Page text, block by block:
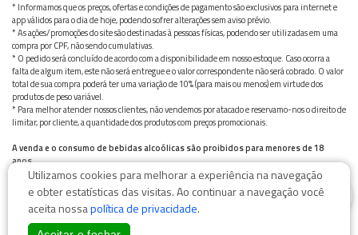
* Informamos que os preços, ofertas e condições de pagamento são exclusivos para internet e
app válidos para o dia de hoje, podendo sofrer alterações sem aviso prévio.
* As ações/promoções do site são destinadas à pessoas físicas, podendo ser utilizadas em uma
compra por CPF, não sendo cumulativas.
* O pedido será concluído de acordo com a disponibilidade em nosso estoque. Caso ocorra a
falta de algum item, este não será entregue e o valor correspondente não será cobrado. O valor
total de sua compra poderá ter uma variação de 10% (para mais ou menos) em virtude dos
produtos de peso variável.
* Para melhor atender nossos clientes, não vendemos por atacado e reservamo-nos o direito de
limitar, por cliente, a quantidade dos produtos com preços promocionais.
A venda e o consumo de bebidas alcoólicas são proibidos para menores de 18
anos.
Bebida alcoólica pode causar dependência química e, em excesso, provoca graves males à saúde.
Beba com moderação
Utilizamos cookies para melhorar a experiência na navegação
e obter estatísticas das visitas. Ao continuar a navegação você
aceita nossapolítica de privacidade.